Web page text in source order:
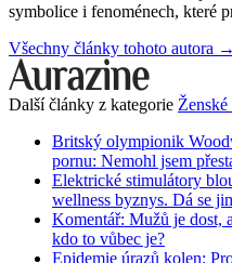
symbolice i fenoménech, které
Všechny články tohoto autora →
Další články z kategorie
Britský olympionik
pornu: Nemohl jsem
Elektrické stimulátory
wellness byznys. Dá se
Komentář: Mužů je dost,
kdo to vůbec je?
Epidemie úrazů kolen: